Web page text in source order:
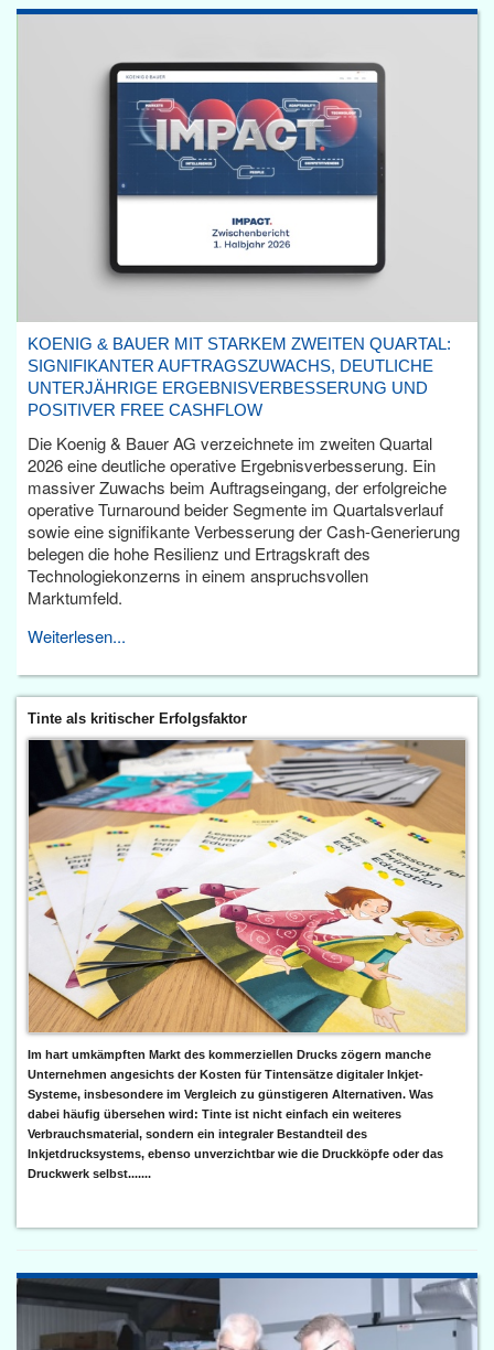
KOENIG & BAUER MIT STARKEM ZWEITEN QUARTAL:
SIGNIFIKANTER AUFTRAGSZUWACHS, DEUTLICHE
UNTERJÄHRIGE ERGEBNISVERBESSERUNG UND
POSITIVER FREE CASHFLOW
Die Koenig & Bauer AG verzeichnete im zweiten Quartal
2026 eine deutliche operative Ergebnisverbesserung. Ein
massiver Zuwachs beim Auftragseingang, der erfolgreiche
operative Turnaround beider Segmente im Quartalsverlauf
sowie eine signifikante Verbesserung der Cash-Generierung
belegen die hohe Resilienz und Ertragskraft des
Technologiekonzerns in einem anspruchsvollen
Marktumfeld.
Weiterlesen...
Tinte als kritischer Erfolgsfaktor
Im hart umkämpften Markt des kommerziellen Drucks zögern manche
Unternehmen angesichts der Kosten für Tintensätze digitaler Inkjet-
Systeme, insbesondere im Vergleich zu günstigeren Alternativen. Was
dabei häufig übersehen wird: Tinte ist nicht einfach ein weiteres
Verbrauchsmaterial, sondern ein integraler Bestandteil des
Inkjetdrucksystems, ebenso unverzichtbar wie die Druckköpfe oder das
Druckwerk selbst.......